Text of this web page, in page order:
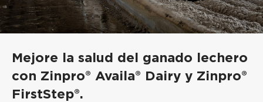
Mejore la salud del ganado lechero
con Zinpro® Availa® Dairy y Zinpro®
FirstStep®.